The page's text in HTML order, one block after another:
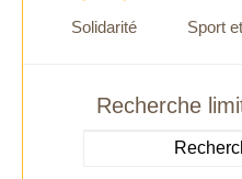
Solidarité Sport
Recherche